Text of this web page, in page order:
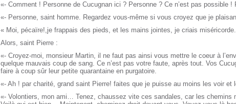
«- Comment ! Personne de Cucugnan ici ? Personne ? Ce n’est pas possible
«- Personne, saint homme. Regardez vous-même si vous croyez que je
« Moi, pécaïre!,je frappais des pieds, et les mains jointes, je criais miséricorde.
Alors, saint Pierre :
«- Croyez-moi, monsieur Martin, il ne faut pas ainsi vous mettre le coeur à
quelque mauvais coup de sang. Ce n’est pas votre faute, après tout. Vos
faire à coup sûr leur petite quarantaine en purgatoire.
«- Ah ! par charité, grand saint Pierre! faites que je puisse au moins les voir et
«- Volontiers, mon ami… Tenez, chaussez vite ces sandales, car les chemins